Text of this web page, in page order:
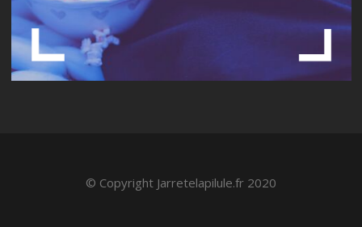
© Copyright Jarretelapilule.fr 2020